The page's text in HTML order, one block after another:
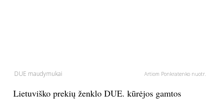
POLITIKA
DUE maudymukai Artiom Ponkratenko nuotr.
Lietuviško prekių ženklo DUE. kūrėjos gamtos